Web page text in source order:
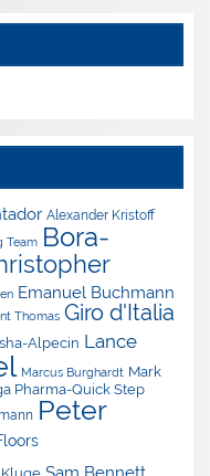
Alexander Kristoff
Team Bora-
Emanuel Buchmann
Thomas Giro d'Italia
Alpecin Lance
Marcus Burghardt Mark
Pharma-Quick Step
Peter
Sam Bennett